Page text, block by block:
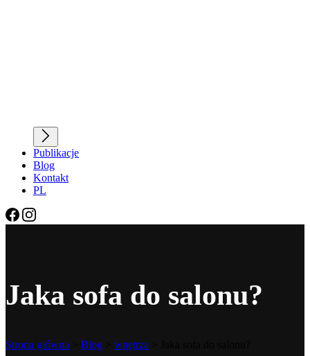
Publikacje
Blog
Kontakt
PL
Jaka sofa do salonu?
Strona główna Blog wnętrza